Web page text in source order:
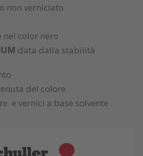
non verniciato
nel color nero
data dalla stabilità
del colore
e vernici a base solvente